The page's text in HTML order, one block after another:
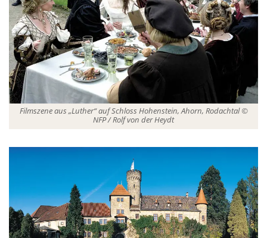
Filmszene aus „Luther“ auf Schloss Hohenstein, Ahorn, Rodachtal ©
NFP / Rolf von der Heydt